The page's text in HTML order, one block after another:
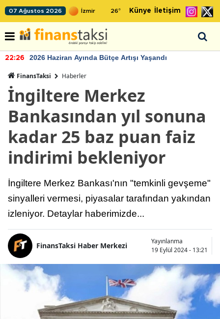
07 Ağustos 2026 26° Künye İletişim
22:26 2026 Haziran Ayında Bütçe Artışı Yaşandı
FinansTaksi Haberler
İngiltere Merkez
Bankasından yıl sonuna
kadar 25 baz puan faiz
indirimi bekleniyor
İngiltere Merkez Bankası'nın "temkinli gevşeme"
sinyalleri vermesi, piyasalar tarafından yakından
izleniyor. Detaylar haberimizde...
FinansTaksi Haber Merkezi
Yayınlanma
19 Eylül 2024 - 13:21